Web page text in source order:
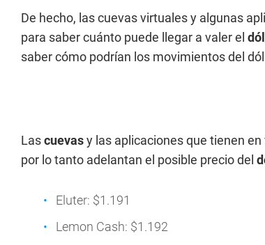
De hecho, las cuevas virtuales y algunas
para saber cuánto puede llegar a valer el
saber cómo podrían los movimientos del
Lascuevasy las aplicaciones que tienen en
por lo tanto adelantan el posible precio del
Eluter: $1.191
Lemon Cash: $1.192